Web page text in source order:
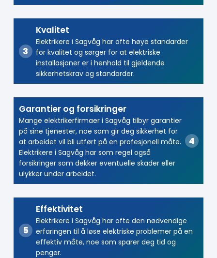
Kvalitet
Elektrikere i Sagvåg har ofte høye standarder
for kvalitet og sørger for at elektriske
installasjoner er i henhold til gjeldende
sikkerhetskrav og standarder.
Garantier og forsikringer
Mange elektrikerfirmaer i Sagvåg tilbyr garantier
på sine tjenester, noe som gir deg sikkerhet for
at arbeidet vil bli utført på en profesjonell måte.
Elektrikere i Sagvåg har som regel også
forsikringer som dekker eventuelle skader eller
ulykker under arbeidet.
Effektivitet
Elektrikere i Sagvåg har ofte den nødvendige
erfaringen til å løse elektriske problemer på en
effektiv måte, noe som sparer deg tid og
penger.